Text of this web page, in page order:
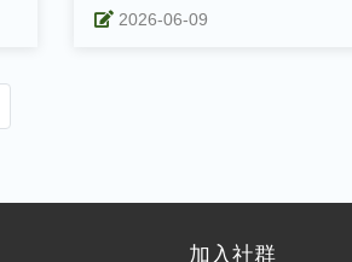
2026-06-09
加入社群